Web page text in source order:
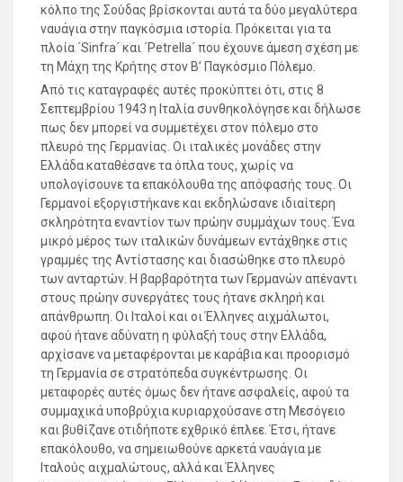
κόλπο της Σούδας βρίσκονται αυτά τα δύο μεγαλύτερα
ναυάγια στην παγκόσμια ιστορία. Πρόκειται για τα
πλοία ´Sinfra´ και ´Petrella´ που έχουνε άμεση σχέση με
τη Μάχη της Κρήτης στον Β’ Παγκόσμιο Πόλεμο.
Από τις καταγραφές αυτές προκύπτει ότι, στις 8
Σεπτεμβρίου 1943 η Ιταλία συνθηκολόγησε και δήλωσε
πως δεν μπορεί να συμμετέχει στον πόλεμο στο
πλευρό της Γερμανίας. Οι ιταλικές μονάδες στην
Ελλάδα καταθέσανε τα όπλα τους, χωρίς να
υπολογίσουνε τα επακόλουθα της απόφασής τους. Οι
Γερμανοί εξοργιστήκανε και εκδηλώσανε ιδιαίτερη
σκληρότητα εναντίον των πρώην συμμάχων τους. Ένα
μικρό μέρος των ιταλικών δυνάμεων εντάχθηκε στις
γραμμές της Αντίστασης και διασώθηκε στο πλευρό
των ανταρτών. Η βαρβαρότητα των Γερμανών απέναντι
στους πρώην συνεργάτες τους ήτανε σκληρή και
απάνθρωπη. Οι Ιταλοί και οι Έλληνες αιχμάλωτοι,
αφού ήτανε αδύνατη η φύλαξή τους στην Ελλάδα,
αρχίσανε να μεταφέρονται με καράβια και προορισμό
τη Γερμανία σε στρατόπεδα συγκέντρωσης. Οι
μεταφορές αυτές όμως δεν ήτανε ασφαλείς, αφού τα
συμμαχικά υποβρύχια κυριαρχούσανε στη Μεσόγειο
και βυθίζανε οτιδήποτε εχθρικό έπλεε. Έτσι, ήτανε
επακόλουθο, να σημειωθούνε αρκετά ναυάγια με
Ιταλούς αιχμαλώτους, αλλά και Έλληνες